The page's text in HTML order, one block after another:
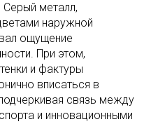
Серый металл,
наружной
ощущение
При этом,
и фактуры
вписаться в
связь между
и инновационными